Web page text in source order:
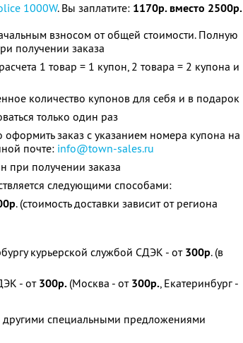
1000W. Вы заплатите: 1170р. вместо 2500р.
взносом от общей стоимости. Полную
получении заказа
1 товар = 1 купон, 2 товара = 2 купона и
количество купонов для себя и в подарок
только один раз
заказ с указанием номера купона на
почте: info@town-sales.ru
при получении заказа
следующими способами:
. (стоимость доставки зависит от региона
курьерской службой СДЭК - от 300р. (в
- от 300р. (Москва - от 300р., Екатеринбург -
другими специальными предложениями